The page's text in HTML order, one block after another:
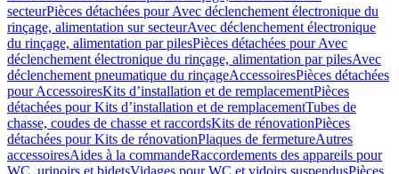
secteurPièces détachées pour Avec déclenchement électronique du
rinçage, alimentation sur secteurAvec déclenchement électronique
du rinçage, alimentation par pilesPièces détachées pour Avec
déclenchement électronique du rinçage, alimentation par pilesAvec
déclenchement pneumatique du rinçageAccessoiresPièces détachées
pour AccessoiresKits d’installation et de remplacementPièces
détachées pour Kits d’installation et de remplacementTubes de
chasse, coudes de chasse et raccordsKits de rénovationPièces
détachées pour Kits de rénovationPlaques de fermetureAutres
accessoiresAides à la commandeRaccordements des appareils pour
WC, urinoirs et bidetsVidages pour WC et vidoirs suspendusPièces